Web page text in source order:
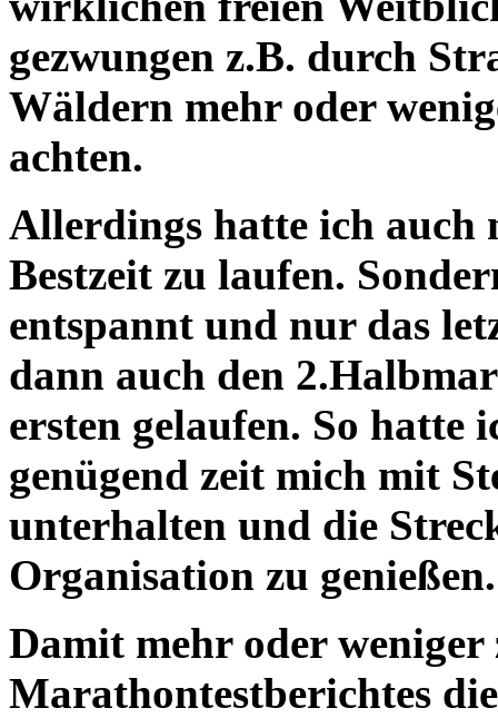
gezwungen z.B. durch
Wäldern mehr oder
achten.
Allerdings hatte ich auch
Bestzeit zu laufen.
entspannt und nur das
dann auch den
ersten gelaufen. So hatte
genügend zeit mich mit
unterhalten und die
Organisation zu genießen.
Damit mehr oder
Marathontestberichtes